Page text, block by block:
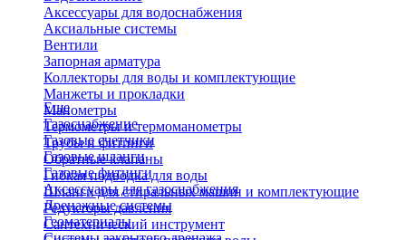
Аксессуары для водоснабжения
Аксиальные системы
Вентили
Запорная арматура
Коллекторы для воды и комплектующие
Манжеты и прокладки
Манометры
Термометры и термоманометры
Трубы и фитинги
Обратные клапаны
Гибкая подводка для воды
Шланги для стиральных машин и комплектующие
Редукторы давления
Сантехнический инструмент
Еще
Газоснабжение
Газовые счетчики
Газовые шланги
Газовые фитинги
Аксессуары для газоснабжения
Дренажные системы
Геоматериалы